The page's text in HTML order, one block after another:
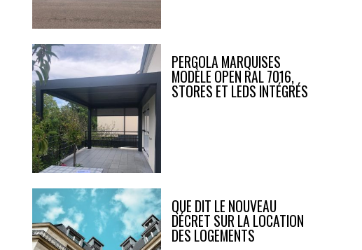
PERGOLA MARQUISES
MODÈLE OPEN RAL 7016,
STORES ET LEDS INTÉGRÉS
QUE DIT LE NOUVEAU
DÉCRET SUR LA LOCATION
DES LOGEMENTS